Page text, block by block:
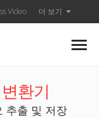
Video 더 보기
환기
추출 및 저장